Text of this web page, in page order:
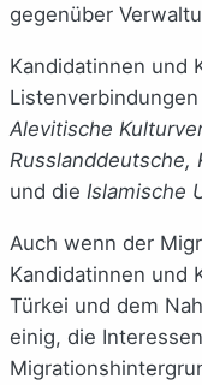
gegenüber
Kandidatinnen und
Alevitische
Russlanddeutsche,
und die Islamische
Auch wenn der
Kandidatinnen und
Türkei und dem
einig, die